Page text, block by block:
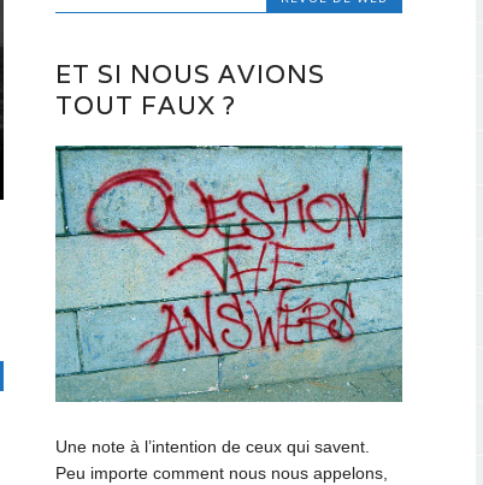
ET SI NOUS AVIONS
TOUT FAUX ?
Une note à l’intention de ceux qui savent.
Peu importe comment nous nous appelons,